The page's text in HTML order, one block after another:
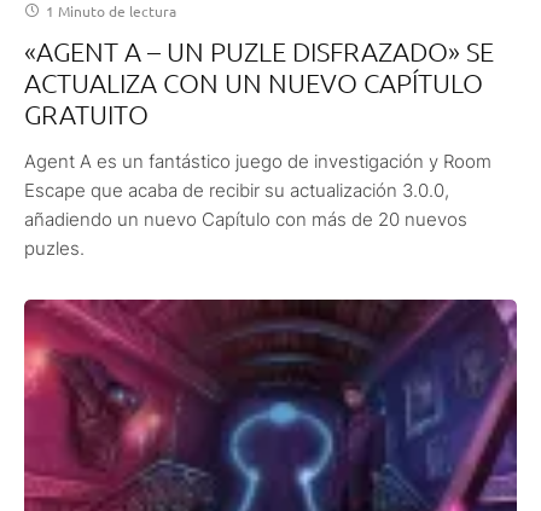
1 Minuto de lectura
«AGENT A – UN PUZLE DISFRAZADO» SE
ACTUALIZA CON UN NUEVO CAPÍTULO
GRATUITO
Agent A es un fantástico juego de investigación y Room
Escape que acaba de recibir su actualización 3.0.0,
añadiendo un nuevo Capítulo con más de 20 nuevos
puzles.